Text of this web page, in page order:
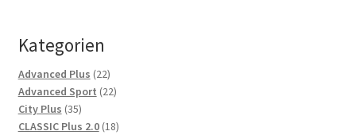
Kategorien
Advanced Plus 2222
Produkte
Advanced Sport 2222
City Plus 3535
Produkte
CLASSIC Plus 2.0 1818